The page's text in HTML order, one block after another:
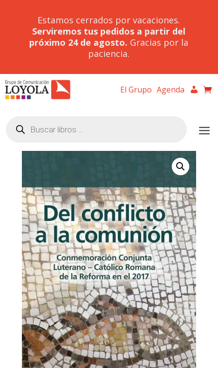
Estamos cerrados por vacaciones.
Serviremos tus pedidos a partir del
próximo 24 de agosto. Gracias por la
paciencia.
El Grupo Agenda
productos